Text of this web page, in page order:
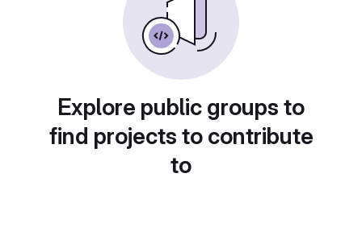
Explore public groups to
find projects to contribute
to